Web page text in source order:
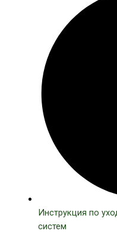
Инструкция по
систем